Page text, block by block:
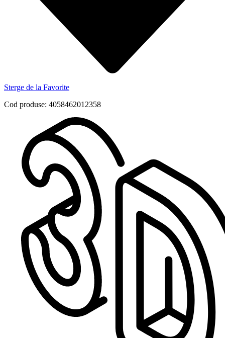
Sterge de la Favorite
Cod produse: 4058462012358